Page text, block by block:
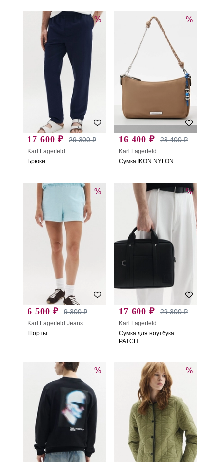
%
17 600 ₽ 29 300 ₽
Karl Lagerfeld
Брюки
%
16 400 ₽ 23 400 ₽
Karl Lagerfeld
Сумка IKON NYLON
%
6 500 ₽ 9 300 ₽
Karl Lagerfeld Jeans
Шорты
%
17 600 ₽ 29 300 ₽
Karl Lagerfeld
Сумка для ноутбука
PATCH
% %